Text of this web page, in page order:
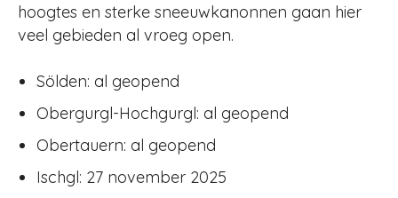
hoogtes en sterke sneeuwkanonnen gaan hier
veel gebieden al vroeg open.
Sölden: al geopend
Obergurgl-Hochgurgl: al geopend
Obertauern: al geopend
Ischgl: 27 november 2025